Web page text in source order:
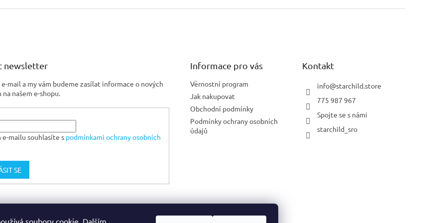
soubory cookie. Dalším
newsletter
mail a my vám budeme zasílat informace o nových
našem e-shopu.
mailu souhlasíte s podmínkami ochrany osobních
SE
Informace pro vás
Věrnostní program
Jak nakupovat
Obchodní podmínky
Podmínky ochrany osobních
údajů
Kontakt
info@starchild.store
775 987 967
Spojte se s námi
starchild_sro